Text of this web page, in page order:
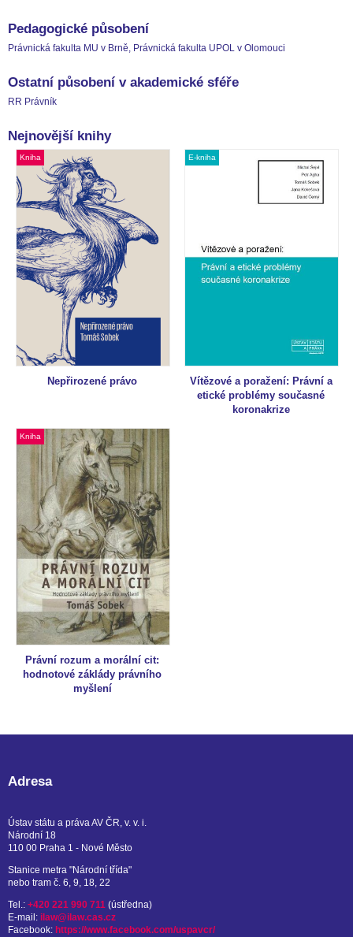
Pedagogické působení
Právnická fakulta MU v Brně, Právnická fakulta UPOL v Olomouci
Ostatní působení v akademické sféře
RR Právník
Nejnovější knihy
Kniha
Nepřirozené právo
E-kniha
Vítězové a poražení: Právní a
etické problémy současné
koronakrize
Kniha
Právní rozum a morální cit:
hodnotové záklády právního
myšlení
Adresa
Ústav státu a práva AV ČR, v. v. i.
Národní 18
110 00 Praha 1 - Nové Město
Stanice metra "Národní třída"
nebo tram č. 6, 9, 18, 22
Tel.: +420 221 990 711 (ústředna)
E-mail: ilaw@ilaw.cas.cz
Facebook: https://www.facebook.com/uspavcr/